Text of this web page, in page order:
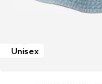
Unisex